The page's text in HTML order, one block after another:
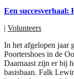
Een succesverhaal:
| Volunteers
In het afgelopen jaar
Poortershoes in de
Daarnaast zijn er bij
basisbaan. Falk